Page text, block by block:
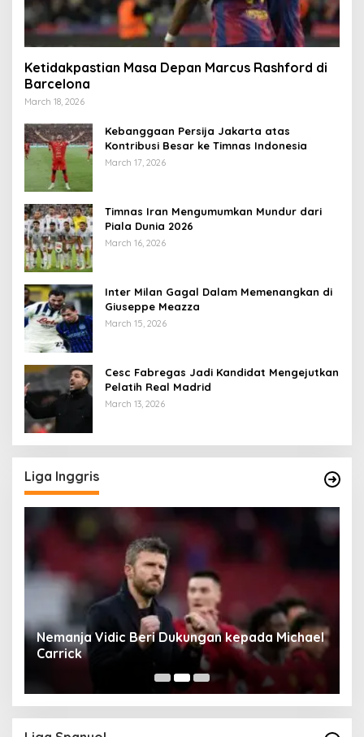
Ketidakpastian Masa Depan Marcus Rashford di
Barcelona
March 18, 2026
Kebanggaan Persija Jakarta atas
Kontribusi Besar ke Timnas Indonesia
March 17, 2026
Timnas Iran Mengumumkan Mundur dari
Piala Dunia 2026
March 16, 2026
Inter Milan Gagal Dalam Memenangkan di
Giuseppe Meazza
March 15, 2026
Cesc Fabregas Jadi Kandidat Mengejutkan
Pelatih Real Madrid
March 13, 2026
Liga Inggris
Nemanja Vidic Beri Dukungan kepada Michael
Carrick